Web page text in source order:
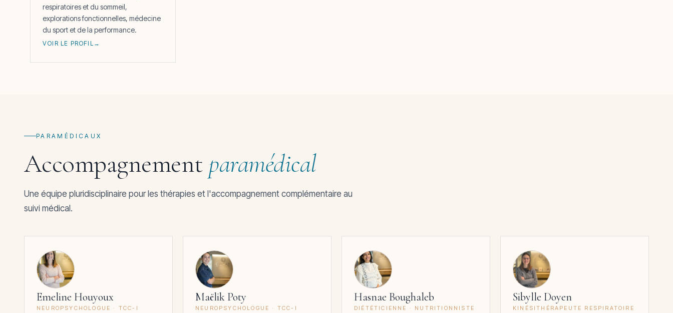
respiratoires et du sommeil,
explorations fonctionnelles, médecine
du sport et de la performance.
VOIR LE PROFIL
PARAMÉDICAUX
Accompagnement paramédical
Une équipe pluridisciplinaire pour les thérapies et l'accompagnement complémentaire au
suivi médical.
Emeline Houyoux
NEUROPSYCHOLOGUE · TCC-I
Maëlik Poty
NEUROPSYCHOLOGUE · TCC-I
Hasnae Boughaleb
DIÉTÉTICIENNE · NUTRITIONNISTE
Sibylle Doyen
KINÉSITHÉRAPEUTE RESPIRATOIRE